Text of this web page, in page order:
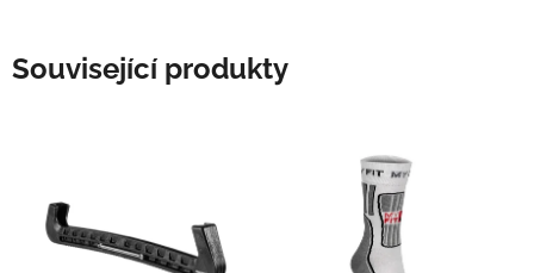
Související produkty